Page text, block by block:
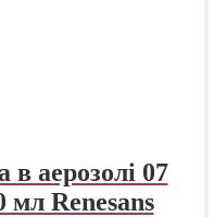
аерозолі 07
мл Renesans